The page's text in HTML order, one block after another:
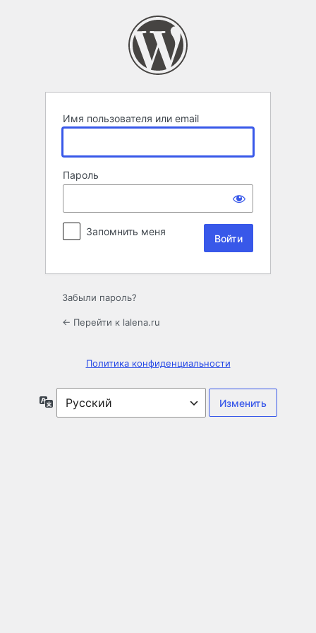
Имя пользователя или email
Пароль
Запомнить меня
Забыли пароль?
← Перейти к lalena.ru
Политика конфиденциальности
Язык